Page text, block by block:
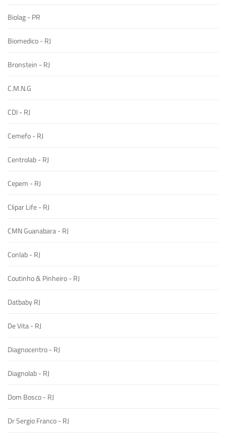
Biolag - PR
Biomedico - RJ
Bronstein - RJ
C.M.N.G
CDI - RJ
Cemefo - RJ
Centrolab - RJ
Cepem - RJ
Clipar Life - RJ
CMN Guanabara - RJ
Conlab - RJ
Coutinho & Pinheiro - RJ
Datbaby RJ
De Vita - RJ
Diagnocentro - RJ
Diagnolab - RJ
Dom Bosco - RJ
Dr Sergio Franco - RJ